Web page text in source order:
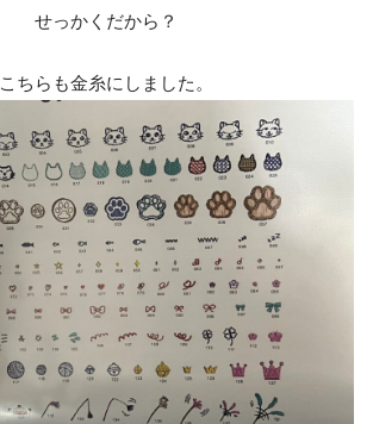
せっかくだから？
こちらも金糸にしました。